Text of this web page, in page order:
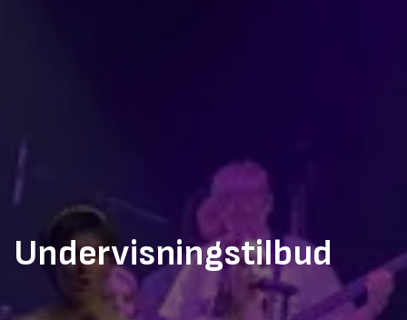
Undervisningstilbud